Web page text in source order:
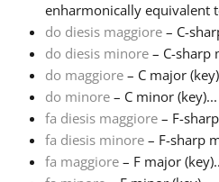
Français
한국어
हिन्दी
enharmonically equivalent
do diesis maggiore – C-
do diesis minore – C-sharp
do maggiore – C major
do minore – C minor (key)...
fa diesis maggiore – F-
fa diesis minore – F-sharp
fa maggiore – F major